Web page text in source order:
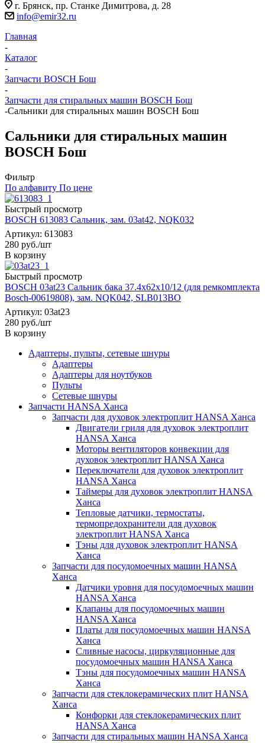
г. Брянск, пр. Станке Димитрова, д. 28
info@emir32.ru
Главная
-
Каталог
-
Запчасти BOSCH Бош
-
Запчасти для стиральных машин BOSCH Бош
-Сальники для стиральных машин BOSCH Бош
Сальники для стиральных машин
BOSCH Бош
Фильтр
По алфавиту По цене
Быстрый просмотр
BOSCH 613083 Сальник, зам. 03at42, NQK032
Артикул: 613083
280 руб./шт
В корзину
Быстрый просмотр
BOSCH 03at23 Сальник бака 37.4x62x10/12 (для ремкомплекта
Bosch-00619808), зам. NQK042, SLB013BO
Артикул: 03at23
280 руб./шт
В корзину
Адаптеры, пульты, сетевые шнуры
Адаптеры
Адаптеры для ноутбуков
Пульты
Сетевые шнуры
Запчасти HANSA Ханса
Запчасти для духовок электроплит HANSA Ханса
Двигатели гриля для духовок электроплит
HANSA Ханса
Моторы вентиляторов конвекции для
духовок электроплит HANSA Ханса
Переключатели для духовок электроплит
HANSA Ханса
Таймеры для духовок электроплит HANSA
Ханса
Тепловые датчики, термостаты,
термопредохранители для духовок
электроплит HANSA Ханса
Тэны для духовок электроплит HANSA
Ханса
Запчасти для посудомоечных машин HANSA
Ханса
Датчики уровня для посудомоечных машин
HANSA Ханса
Клапаны для посудомоечных машин
HANSA Ханса
Платы для посудомоечных машин HANSA
Ханса
Сливные насосы, циркуляционные для
посудомоечных машин HANSA Ханса
Тэны для посудомоечных машин HANSA
Ханса
Запчасти для стеклокерамических плит HANSA
Ханса
Конфорки для стеклокерамических плит
HANSA Ханса
Запчасти для стиральных машин HANSA Ханса